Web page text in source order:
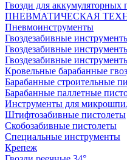
Гвозди для аккумуляторных
ПНЕВМАТИЧЕСКАЯ
Пневмоинструменты
Гвоздезабивные
Гвоздезабивные
Гвоздезабивные
Кровельные барабанные
Барабанные строительные
Барабанные паллетные
Инструменты для
Штифтозабивные пистолеты
Скобозабивные пистолеты
Специальные инструменты
Крепеж